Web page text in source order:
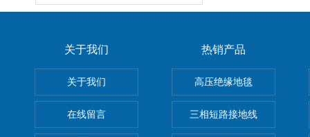
关于我们
关于我们
在线留言
热销产品
高压绝缘地毯
三相短路接地线